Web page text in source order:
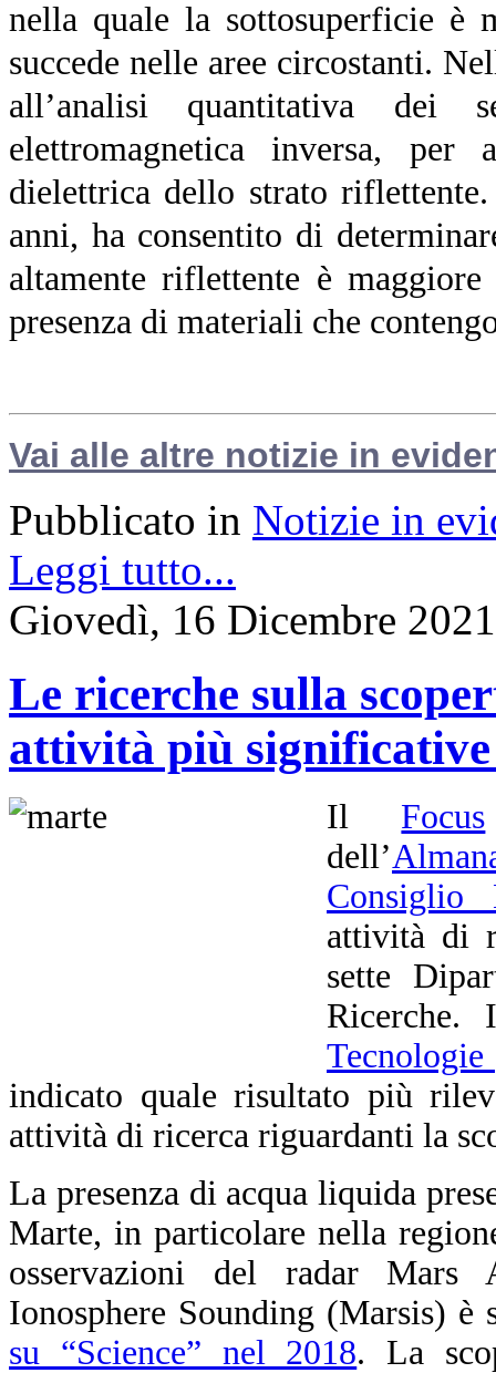
nella quale la sottosuperficie
succede nelle aree circostanti.
all’analisi quantitativa dei
elettromagnetica inversa,
dielettrica dello strato
anni, ha consentito di
altamente riflettente è
presenza di materiali che
Vai alle altre notizie in
Pubblicato in Notizie in
Leggi tutto...
Giovedì, 16 Dicembre
Le ricerche sulla
attività più significative
Il Focus
dell’
Consiglio
attività di
sette
indicato quale risultato più
attività di ricerca riguardanti la
La presenza di acqua liquida
Marte, in particolare nella
osservazioni del radar Mars
Ionosphere Sounding (Marsis)
su “Science” nel 2018. La